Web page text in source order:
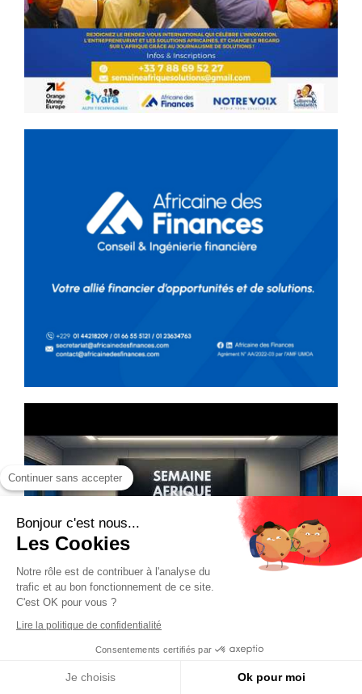
Continuer sans accepter
Bonjour c'est nous...
Les Cookies
Notre rôle est de contribuer à l'analyse du
trafic et au bon fonctionnement de ce site.
C'est OK pour vous ?
Lire la politique de confidentialité
Consentements certifiés par
Je choisis Ok pour moi